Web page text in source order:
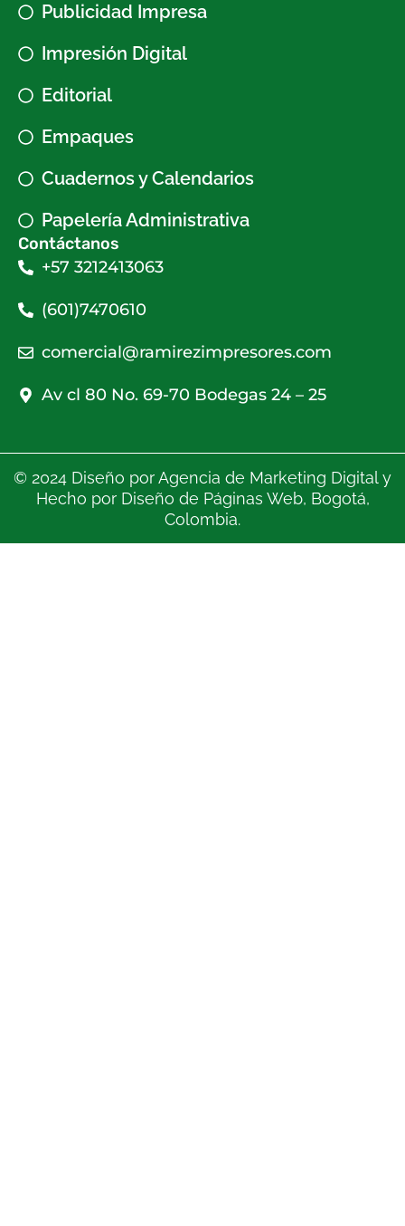
Publicidad Impresa
Impresión Digital
Editorial
Empaques
Cuadernos y Calendarios
Papelería Administrativa
Contáctanos
+57 3212413063
(601)7470610
comercial@ramirezimpresores.com
Av cl 80 No. 69-70 Bodegas 24 – 25
© 2024 Diseño porAgencia de Marketing Digitaly
Hecho por Diseño de Páginas Web, Bogotá,
Colombia.